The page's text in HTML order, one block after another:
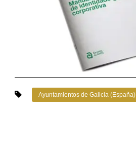
Ayuntamientos de Galicia (España)